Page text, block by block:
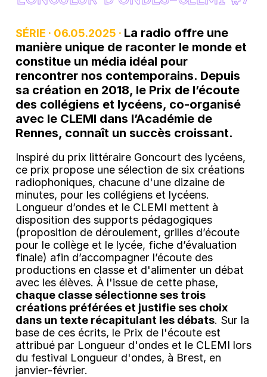
SÉRIE · 06.05.2025 · La radio offre une
manière unique de raconter le monde et
constitue un média idéal pour
rencontrer nos contemporains. Depuis
sa création en 2018, le Prix de l’écoute
des collégiens et lycéens, co-organisé
avec le CLEMI dans l’Académie de
Rennes, connaît un succès croissant.
Inspiré du prix littéraire Goncourt des lycéens,
ce prix propose une sélection de six créations
radiophoniques, chacune d'une dizaine de
minutes, pour les collégiens et lycéens.
Longueur d’ondes et le CLEMI mettent à
disposition des supports pédagogiques
(proposition de déroulement, grilles d’écoute
pour le collège et le lycée, fiche d’évaluation
finale) afin d’accompagner l’écoute des
productions en classe et d'alimenter un débat
avec les élèves. À l'issue de cette phase,
chaque classe sélectionne ses trois
créations préférées et justifie ses choix
dans un texte récapitulant les débats. Sur la
base de ces écrits, le Prix de l'écoute est
attribué par Longueur d'ondes et le CLEMI lors
du festival Longueur d'ondes, à Brest, en
janvier-février.